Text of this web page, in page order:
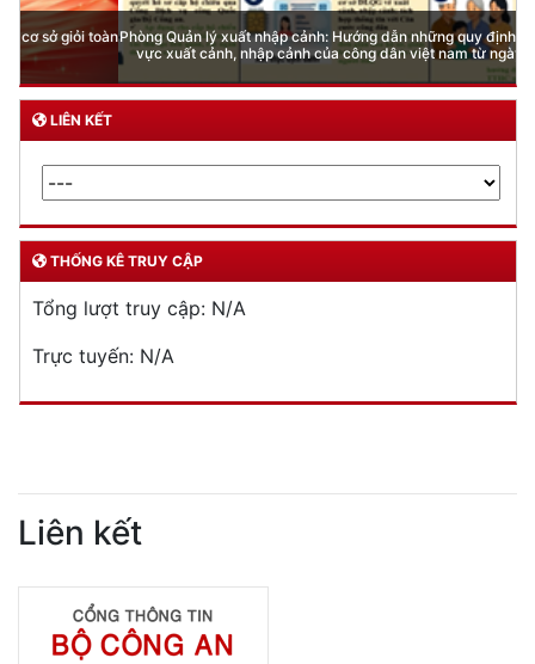
Phòng Quản lý xuất nhập cảnh: Hướng dẫn những quy định mới trong lĩnh
vực xuất cảnh, nhập cảnh của công dân việt nam từ ngày 01/7/2026
LIÊN KẾT
THỐNG KÊ TRUY CẬP
Tổng lượt truy cập: N/A
Trực tuyến: N/A
Liên kết